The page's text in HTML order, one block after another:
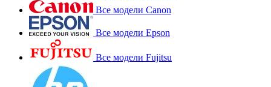
Все модели Canon
Все модели Epson
Все модели Fujitsu